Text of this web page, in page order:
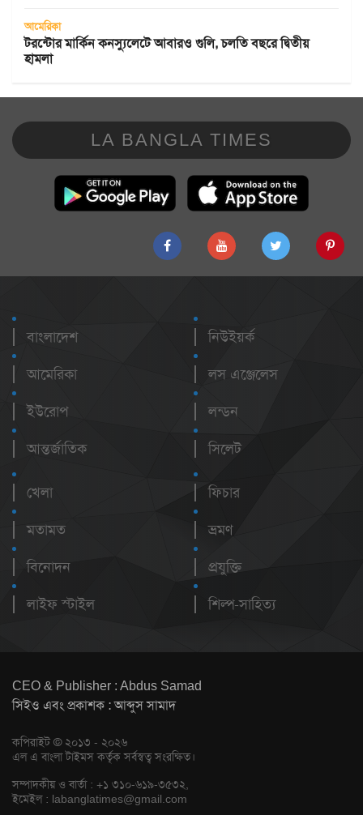
আমেরিকা
টরন্টোর মার্কিন কনস্যুলেটে আবারও গুলি, চলতি বছরে দ্বিতীয়
হামলা
LA BANGLA TIMES
বাংলাদেশ
আমেরিকা
ইউরোপ
আন্তর্জাতিক
নিউইয়র্ক
লস এঞ্জেলেস
লন্ডন
সিলেট
খেলা
মতামত
বিনোদন
লাইফ স্টাইল
ফিচার
ভ্রমণ
প্রযুক্তি
শিল্প-সাহিত্য
CEO & Publisher : Abdus Samad
সিইও এবং প্রকাশক : আব্দুস সামাদ
কপিরাইট © ২০১৩ - ২০২৬
এল এ বাংলা টাইমস কর্তৃক সর্বস্বত্ব সংরক্ষিত।
সম্পাদকীয় ও বার্তা : +১ ৩১০-৬১৯-৩৫৩২,
ইমেইল : labanglatimes@gmail.com